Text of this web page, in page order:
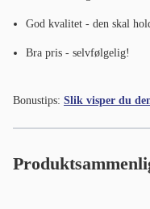
God kvalitet - den skal
Bra pris - selvfølgelig!
Bonustips: Slik visper du